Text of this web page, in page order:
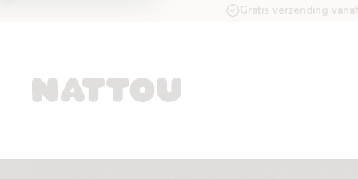
Gratis verzending